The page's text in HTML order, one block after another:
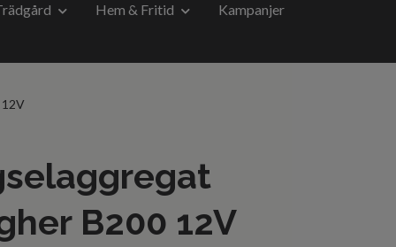
Hem & Fritid
Kampanjer
12V
B200 12V